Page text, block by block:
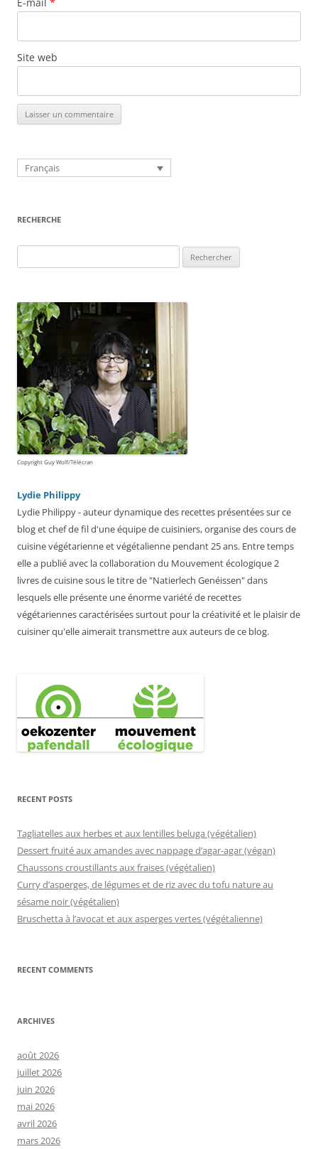
Site web
Français
RECHERCHE
Copyright Guy Wolf/Télécran
Lydie Philippy
Lydie Philippy - auteur dynamique des recettes présentées sur ce
blog et chef de fil d'une équipe de cuisiniers, organise des cours de
cuisine végétarienne et végétalienne pendant 25 ans. Entre temps
elle a publié avec la collaboration du Mouvement écologique 2
livres de cuisine sous le titre de "Natierlech Genéissen" dans
lesquels elle présente une énorme variété de recettes
végétariennes caractérisées surtout pour la créativité et le plaisir de
cuisiner qu'elle aimerait transmettre aux auteurs de ce blog.
RECENT POSTS
Tagliatelles aux herbes et aux lentilles beluga (végétalien)
Dessert fruité aux amandes avec nappage d’agar-agar (végan)
Chaussons croustillants aux fraises (végétalien)
Curry d’asperges, de légumes et de riz avec du tofu nature au
sésame noir (végétalien)
Bruschetta à l’avocat et aux asperges vertes (végétalienne)
RECENT COMMENTS
ARCHIVES
août 2026
juillet 2026
juin 2026
mai 2026
avril 2026
mars 2026